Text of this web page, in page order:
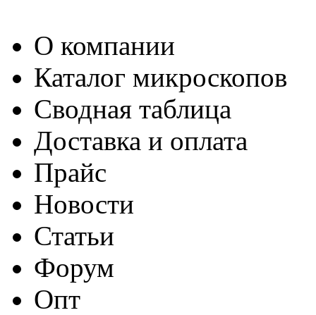
О компании
Каталог микроскопов
Сводная таблица
Доставка и оплата
Прайс
Новости
Статьи
Форум
Опт